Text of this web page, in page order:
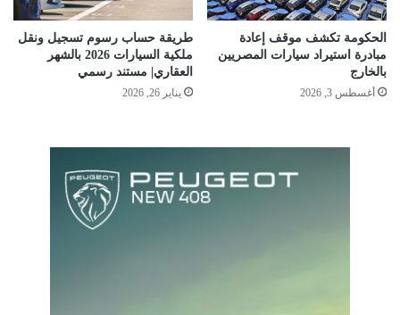
الحكومة تكشف موقف إعادة
مبادرة استيراد سيارات المصريين
بالخارج
أغسطس 3, 2026
طريقة حساب رسوم تسجيل ونقل
ملكية السيارات 2026 بالشهر
العقاري| مستند رسمي
يناير 26, 2026